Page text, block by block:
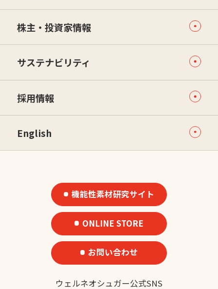
株主・投資家情報
サステナビリティ
採用情報
English
機能性素材研究サイト
ONLINE STORE
お問い合わせ
ウェルネオシュガー公式SNS